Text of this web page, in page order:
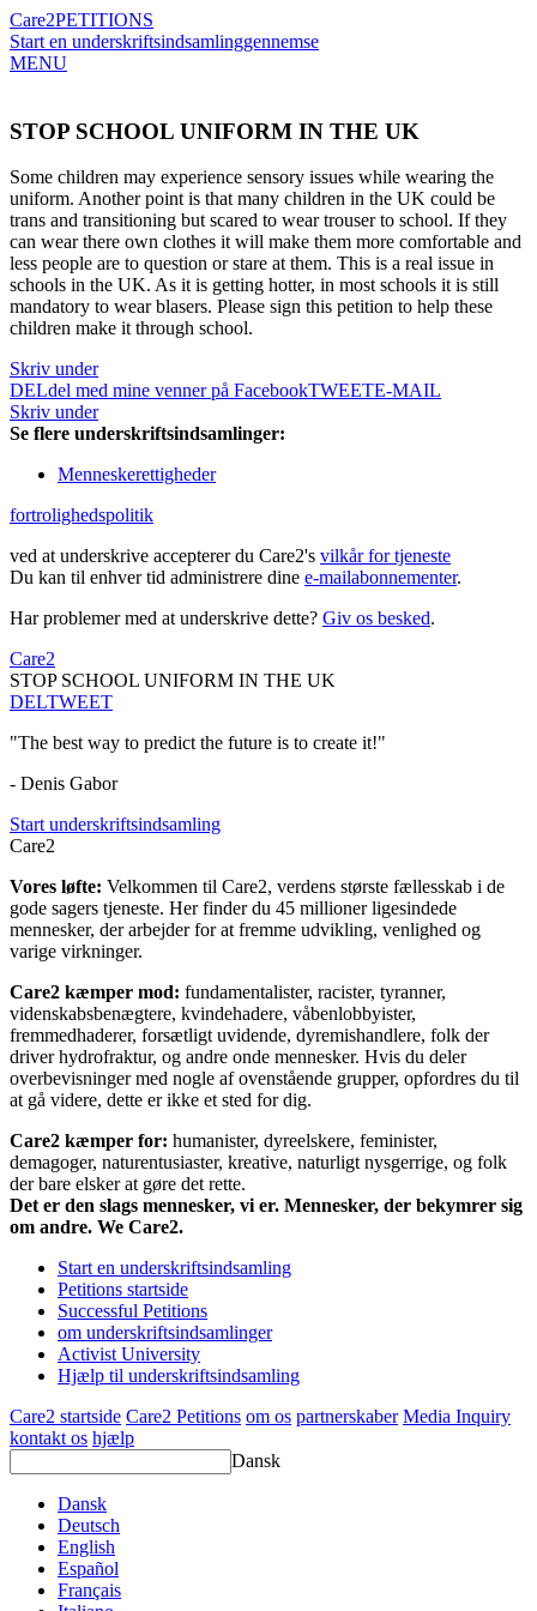
Care2PETITIONS
Start en underskriftsindsamlinggennemse
MENU
STOP SCHOOL UNIFORM IN THE UK
Some children may experience sensory issues while wearing the
uniform. Another point is that many children in the UK could be
trans and transitioning but scared to wear trouser to school. If they
can wear there own clothes it will make them more comfortable and
less people are to question or stare at them. This is a real issue in
schools in the UK. As it is getting hotter, in most schools it is still
mandatory to wear blasers. Please sign this petition to help these
children make it through school.
Skriv under
DELdel med mine venner på FacebookTWEETE-MAIL
Skriv under
Se flere underskriftsindsamlinger:
Menneskerettigheder
fortrolighedspolitik
ved at underskrive accepterer du Care2's vilkår for tjeneste
Du kan til enhver tid administrere dine e-mailabonnementer.
Har problemer med at underskrive dette? Giv os besked.
Care2
STOP SCHOOL UNIFORM IN THE UK
DELTWEET
"The best way to predict the future is to create it!"
- Denis Gabor
Start underskriftsindsamling
Care2
Vores løfte: Velkommen til Care2, verdens største fællesskab i de
gode sagers tjeneste. Her finder du 45 millioner ligesindede
mennesker, der arbejder for at fremme udvikling, venlighed og
varige virkninger.
Care2 kæmper mod: fundamentalister, racister, tyranner,
videnskabsbenægtere, kvindehadere, våbenlobbyister,
fremmedhaderer, forsætligt uvidende, dyremishandlere, folk der
driver hydrofraktur, og andre onde mennesker. Hvis du deler
overbevisninger med nogle af ovenstående grupper, opfordres du til
at gå videre, dette er ikke et sted for dig.
Care2 kæmper for: humanister, dyreelskere, feminister,
demagoger, naturentusiaster, kreative, naturligt nysgerrige, og folk
der bare elsker at gøre det rette.
Det er den slags mennesker, vi er. Mennesker, der bekymrer sig
om andre. We Care2.
Start en underskriftsindsamling
Petitions startside
Successful Petitions
om underskriftsindsamlinger
Activist University
Hjælp til underskriftsindsamling
Care2 startside Care2 Petitions om os partnerskaber Media Inquiry
kontakt os hjælp
Dansk
Dansk
Deutsch
English
Español
Français